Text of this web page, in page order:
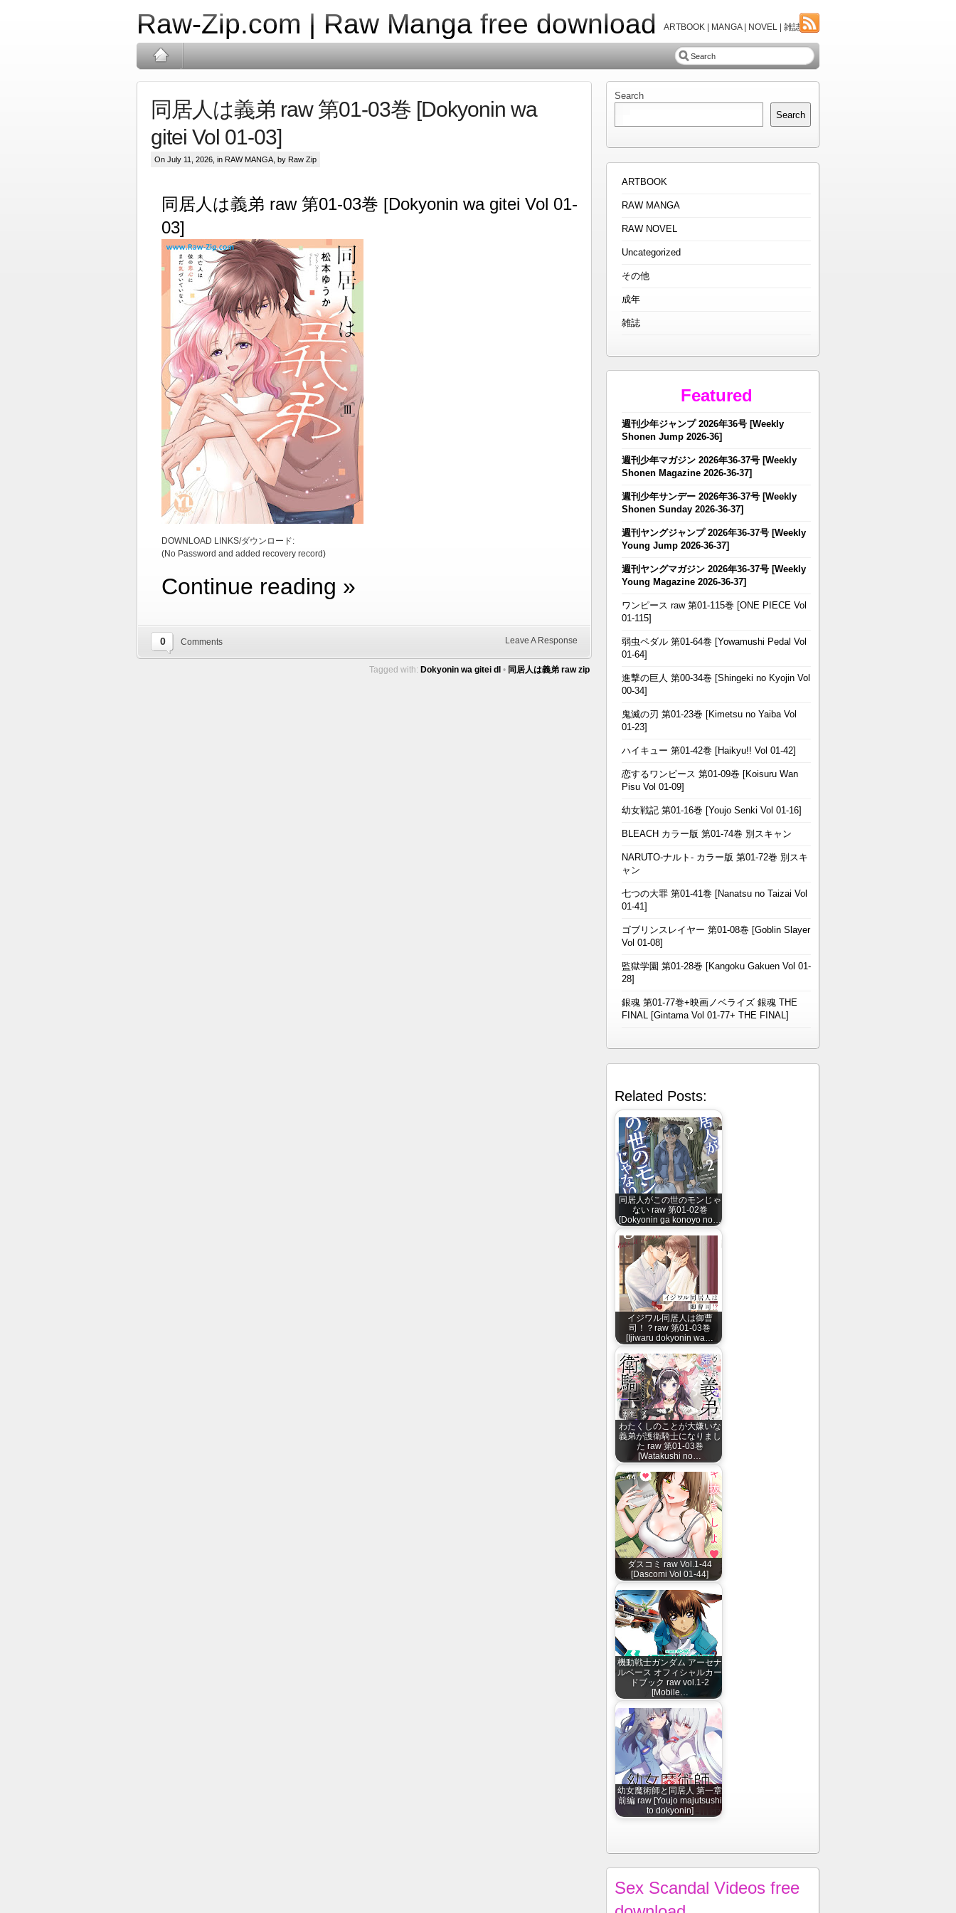
Raw-Zip.com | Raw Manga free download ARTBOOK | MANGA | NOVEL | 雑誌
同居人は義弟 raw 第01-03巻 [Dokyonin wa
gitei Vol 01-03]
On July 11, 2026, in RAW MANGA , by Raw Zip
同居人は義弟 raw 第01-03巻 [Dokyonin wa gitei Vol 01-
03]
DOWNLOAD LINKS/ダウンロード:
(No Password and added recovery record)
Continue reading »
0 Comments Leave A Response
Tagged with: Dokyonin wa gitei dl • 同居人は義弟 raw zip
Search
Search
ARTBOOK
RAW MANGA
RAW NOVEL
Uncategorized
その他
成年
雑誌
Featured
週刊少年ジャンプ 2026年36号 [Weekly
Shonen Jump 2026-36]
週刊少年マガジン 2026年36-37号 [Weekly
Shonen Magazine 2026-36-37]
週刊少年サンデー 2026年36-37号 [Weekly
Shonen Sunday 2026-36-37]
週刊ヤングジャンプ 2026年36-37号 [Weekly
Young Jump 2026-36-37]
週刊ヤングマガジン 2026年36-37号 [Weekly
Young Magazine 2026-36-37]
ワンピース raw 第01-115巻 [ONE PIECE Vol
01-115]
弱虫ペダル 第01-64巻 [Yowamushi Pedal Vol
01-64]
進撃の巨人 第00-34巻 [Shingeki no Kyojin Vol
00-34]
鬼滅の刃 第01-23巻 [Kimetsu no Yaiba Vol
01-23]
ハイキュー 第01-42巻 [Haikyu!! Vol 01-42]
恋するワンピース 第01-09巻 [Koisuru Wan
Pisu Vol 01-09]
幼女戦記 第01-16巻 [Youjo Senki Vol 01-16]
BLEACH カラー版 第01-74巻 別スキャン
NARUTO-ナルト- カラー版 第01-72巻 別スキ
ャン
七つの大罪 第01-41巻 [Nanatsu no Taizai Vol
01-41]
ゴブリンスレイヤー 第01-08巻 [Goblin Slayer
Vol 01-08]
監獄学園 第01-28巻 [Kangoku Gakuen Vol 01-
28]
銀魂 第01-77巻+映画ノベライズ 銀魂 THE
FINAL [Gintama Vol 01-77+ THE FINAL]
Related Posts:
同居人がこの世のモンじゃ
ない raw 第01-02巻
[Dokyonin ga konoyo no…
イジワル同居人は御曹
司！？raw 第01-03巻
[Ijiwaru dokyonin wa…
わたくしのことが大嫌いな
義弟が護衛騎士になりまし
た raw 第01-03巻
[Watakushi no…
ダスコミ raw Vol.1-44
[Dascomi Vol 01-44]
機動戦士ガンダム アーセナ
ルベース オフィシャルカー
ドブック raw vol.1-2
[Mobile…
幼女魔術師と同居人 第一章
前編 raw [Youjo majutsushi
to dokyonin]
Sex Scandal Videos free